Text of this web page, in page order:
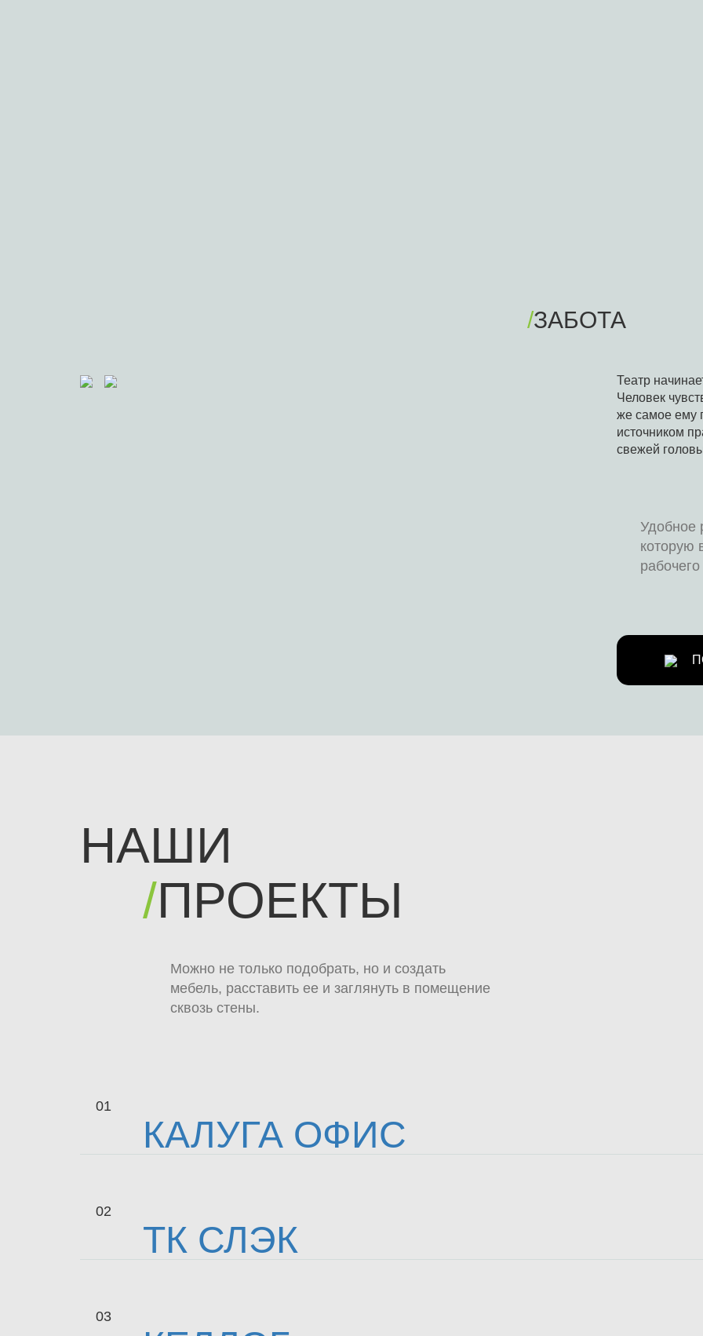
/ЗАБОТА
Театр
Человек
же самое ему
источником
свежей
Удобное
которую
НАШИ
/ПРОЕКТЫ
Можно не только подобрать, но и создать
мебель, расставить ее и заглянуть в помещение
сквозь стены.
01
КАЛУГА ОФИС
02
ТК СЛЭК
03